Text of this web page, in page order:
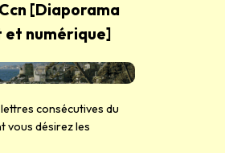
[Diaporama
numérique]
consécutives du
vous désirez les